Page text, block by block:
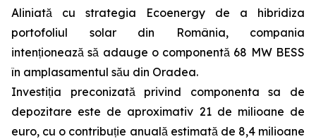
Aliniată cu strategia Ecoenergy de a hibridiza
portofoliul solar din România, compania
intenționează să adauge o componentă 68 MW BESS
în amplasamentul său din Oradea.
Investiția preconizată privind componenta sa de
depozitare este de aproximativ 21 de milioane de
euro, cu o contribuție anuală estimată de 8,4 milioane